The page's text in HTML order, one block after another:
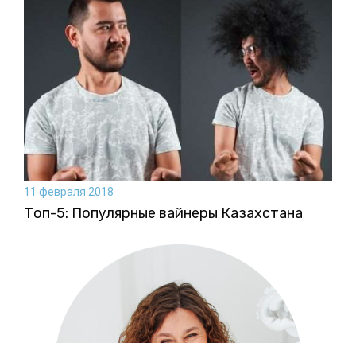
11 февраля 2018
Топ-5: Популярные вайнеры Казахстана